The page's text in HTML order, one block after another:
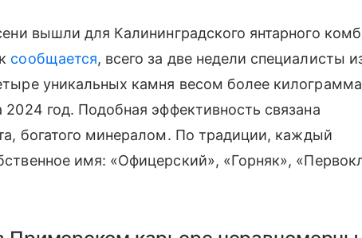
вышли для Калининградского янтарного
сообщается, всего за две недели специалисты
уникальных камня весом более
год. Подобная эффективность связана
богатого минералом. По традиции, каждый
имя: «Офицерский», «Горняк»,